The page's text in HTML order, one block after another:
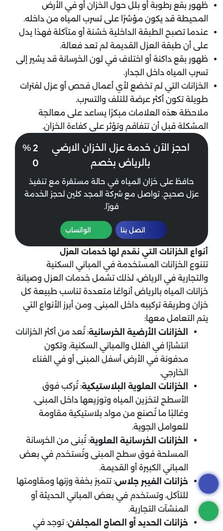
ظهور بقع رطوبة أو بلل حول الخزان أو في الأرض
المحيطة قد يكون مؤشرًا على تسرب المياه من داخله.
عندما تصبح الطبقة الداخلية خشنة أو متآكلة فهذا يدل
على أن طبقة العزل القديمة لم تعد فعالة.
ظهور بقع داكنة أو اختلاف في لون الخرسانة قد يشير إلى
تسرب المياه داخل الجدار.
الخزانات التي لم تخضع لأي أعمال فحص أو عزل لفترات
طويلة تكون أكثر عرضة للتلف والتسرب.
ملاحظة هذه العلامات مبكرًا يساعد على معالجة
المشكلة قبل أن تتفاقم وتؤثر على كفاءة الخزان.
احجز الآن خدمة عزل الخزان الارضي
بالرياض بخصم
2
0
%
حافظ على خزان المياه في حالة مستقرة مع تنفيذ
عزل صحيح. تواصل مع شركة المجد كلين لحجز الخدمة
فورًا.
اتصل بنا الواتساب
أنواع الخزانات التي نقدم لها خدمات العزل
تتنوع الخزانات المستخدمة في المباني السكنية
والتجارية في الرياض، لذلك تشمل خدمات العزل وصيانة
خزانات المياه بالرياض أنواعًا متعددة تناسب طبيعة كل
خزان وطريقة تركيبه داخل المبنى. ومن أبرز الأنواع التي
يتم التعامل معها:
الخزانات الأرضية الخرسانية: تُعد من أكثر الخزانات
انتشارًا في الفلل والمباني السكنية، وتكون
مدفونة في الأرض أسفل المبنى أو في الفناء
الخارجي.
الخزانات العلوية البلاستيكية: تُركب فوق
الأسطح لتخزين المياه وتوزيعها داخل المبنى،
وغالبًا ما تُصنع من مواد بلاستيكية مقاومة
للعوامل الجوية.
الخزانات الخرسانية العلوية: تُبنى من الخرسانة
المسلحة فوق سطح المبنى وتُستخدم في بعض
المباني الكبيرة أو القديمة.
خزانات الفيبر جلاس: تتميز بخفة وزنها ومقاومتها
للتآكل، وتستخدم في بعض المباني الحديثة أو
المنشآت التجارية.
خزانات الحديد أو الصاج المجلفن: توجد في